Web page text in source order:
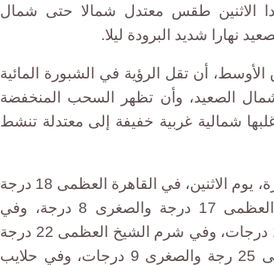
الاثنين طقس معتدل شمالا حتى شمال
نهارا شديد البرودة ليلا.
أن تقل الرؤية في الشبورة المائية
الصعيد، وأن تظهر السحب المنخفضة
شمالية غربية خفيفة إلى معتدلة تنشط
وتوقعت هيئة الأرصاد أن تبلغ درجة الحرارة، يوم الاثنين، في القاهرة العظمى 18 درجة
والصغرى 7 درجات، وفي الإسكندرية العظمى 17 درجة والصغرى 8 درجة، وفي
بورسعيد العظمى 18 درجة والصغرى 11 درجات، وفي شرم الشيخ العظمى 22 درجة
والصغرى 14 درجة، وفي أسوان العظمى 25 رجة والصغرى 9 درجات، وفي حلايب